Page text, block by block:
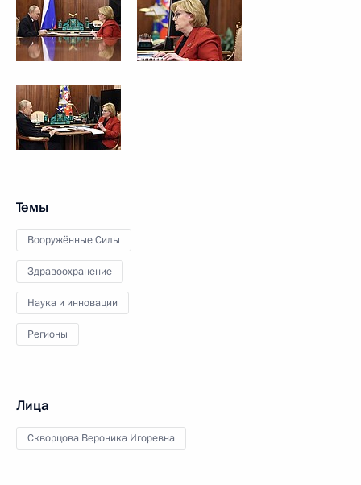
Темы
Вооружённые Силы
Здравоохранение
Наука и инновации
Регионы
Лица
Скворцова Вероника Игоревна